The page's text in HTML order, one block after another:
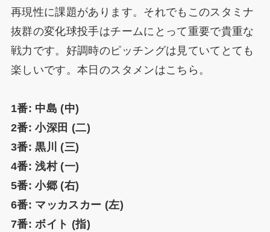
再現性に課題があります。それでもこのスタミナ
抜群の変化球投手はチームにとって重要で貴重な
戦力です。好調時のピッチングは見ていてとても
楽しいです。本日のスタメンはこちら。
1番: 中島 (中)
2番: 小深田 (二)
3番: 黒川 (三)
4番: 浅村 (一)
5番: 小郷 (右)
6番: マッカスカー (左)
7番: ボイト (指)